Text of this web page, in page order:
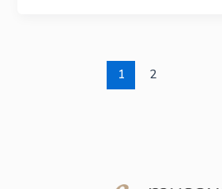
1 2